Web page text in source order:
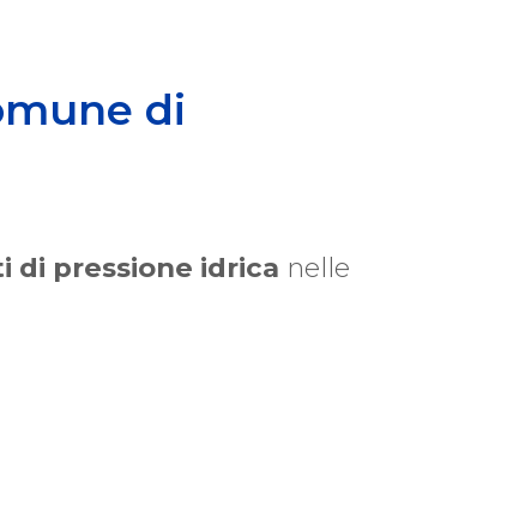
di
di pressione idrica nelle